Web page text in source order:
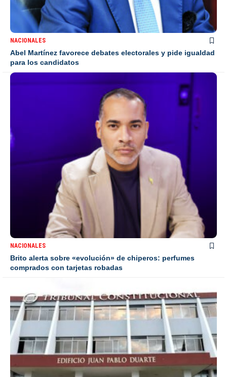
NACIONALES
Abel Martínez favorece debates electorales y pide igualdad
para los candidatos
NACIONALES
Brito alerta sobre «evolución» de chiperos: perfumes
comprados con tarjetas robadas